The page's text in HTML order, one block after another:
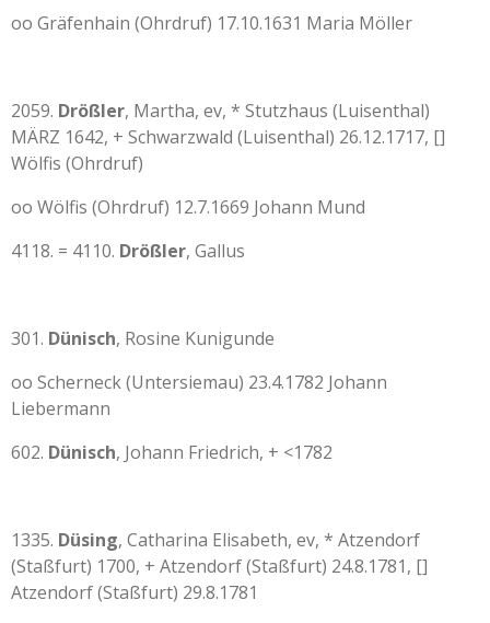
oo Gräfenhain (Ohrdruf) 17.10.1631 Maria Möller
2059. Drößler, Martha, ev, * Stutzhaus (Luisenthal)
MÄRZ 1642, + Schwarzwald (Luisenthal) 26.12.1717, []
Wölfis (Ohrdruf)
oo Wölfis (Ohrdruf) 12.7.1669 Johann Mund
4118. = 4110. Drößler, Gallus
301. Dünisch, Rosine Kunigunde
oo Scherneck (Untersiemau) 23.4.1782 Johann
Liebermann
602. Dünisch, Johann Friedrich, + <1782
1335. Düsing, Catharina Elisabeth, ev, * Atzendorf
(Staßfurt) 1700, + Atzendorf (Staßfurt) 24.8.1781, []
Atzendorf (Staßfurt) 29.8.1781